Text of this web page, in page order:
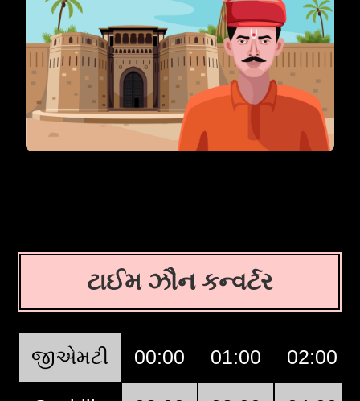
ટાઈમ ઝૌન કન્વર્ટર
જીએમટી 00:00 01:00 02:00